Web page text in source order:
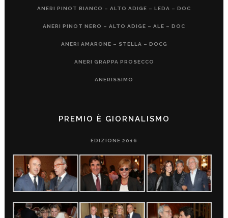
ANERI PINOT BIANCO – ALTO ADIGE – LEDA – DOC
ANERI PINOT NERO – ALTO ADIGE – ALE – DOC
ANERI AMARONE – STELLA – DOCG
ANERI GRAPPA PROSECCO
ANERISSIMO
PREMIO È GIORNALISMO
EDIZIONE 2016